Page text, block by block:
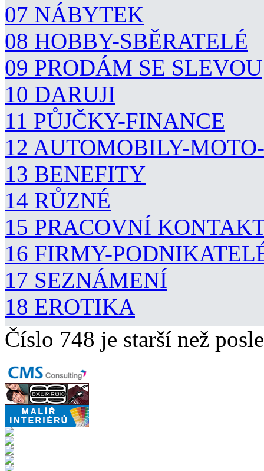
07 NÁBYTEK
08 HOBBY-SBĚRATELÉ
09 PRODÁM SE SLEVOU
10 DARUJI
11 PŮJČKY-FINANCE
12 AUTOMOBILY-
13 BENEFITY
14 RŮZNÉ
15 PRACOVNÍ
16 FIRMY-
17 SEZNÁMENÍ
18 EROTIKA
Číslo 748 je starší než